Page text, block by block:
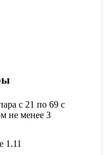
с 21 по 69 с
не менее 3
1.11